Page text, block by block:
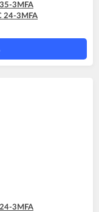
3MFA
24-3MFA
24-3MFK
28-3MFA
28-3MFK
35-3MFA
3MFA